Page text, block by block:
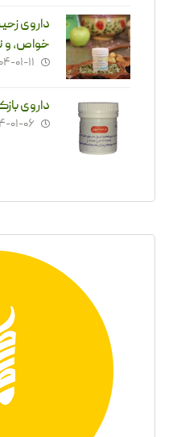
داروی
خواص، و
۱۴۰۴-
داروی
۱۴۰۴-